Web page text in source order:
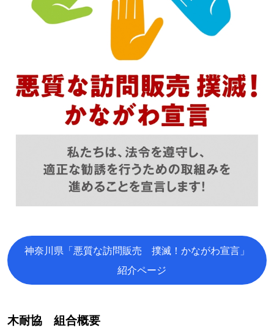
神奈川県「悪質な訪問販売 撲滅！かながわ宣言」
紹介ページ
木耐協 組合概要